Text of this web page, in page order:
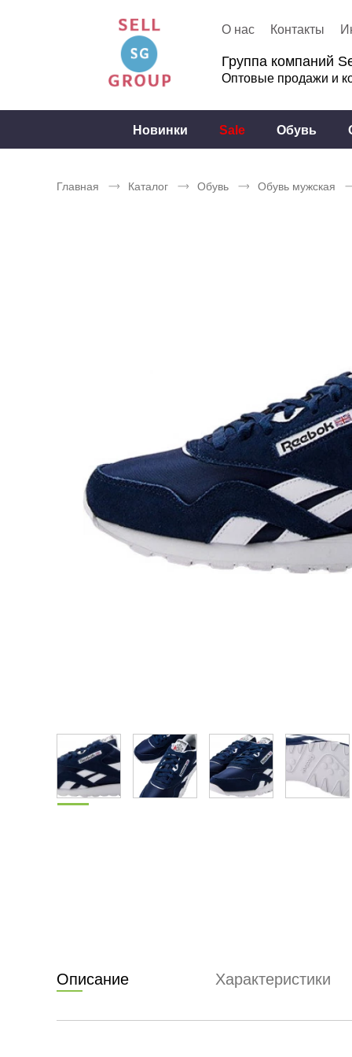
О нас Контакты
Группа компаний
Оптовые продажи и
Новинки Sale Обувь
Главная Каталог Обувь Обувь мужская
Описание Характеристики